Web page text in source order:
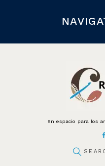
En espacio para los